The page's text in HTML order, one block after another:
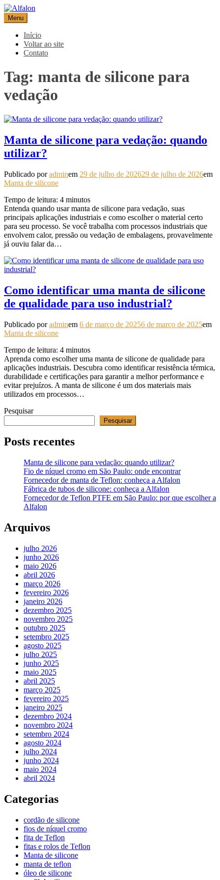
Pular
para
o
conteúdo
Alfalon
comércio e serviços pertinentes aos produtos de embalagens
Menu
Início
Voltar ao site
Contato
Tag: manta de silicone para
vedação
Manta de silicone para vedação: quando
utilizar?
Publicado poradminem 29 de julho de 202629 de julho de 2026em
Manta de silicone
Tempo de leitura: 4 minutos
Entenda quando usar manta de silicone para vedação, suas
principais aplicações industriais e como escolher o material certo
para seu processo. Se você trabalha com processos industriais que
envolvem calor, pressão ou vedação de embalagens, provavelmente
já ouviu falar da…
Como identificar uma manta de silicone
de qualidade para uso industrial?
Publicado poradminem 6 de março de 20256 de março de 2025em
Manta de silicone
Tempo de leitura: 4 minutos
Aprenda como escolher uma manta de silicone de qualidade para
aplicações industriais. Descubra como identificar resistência térmica,
durabilidade e certificações para garantir a melhor performance e
evitar prejuízos. A manta de silicone é um dos materiais mais
utilizados em processos…
Pesquisar
Pesquisar
Posts recentes
Manta de silicone para vedação: quando utilizar?
Fio de níquel cromo em São Paulo: onde encontrar
Fornecedor de manta de Teflon: conheça a Alfalon
Fábrica de tubos de silicone: conheça a Alfalon
Fornecedor de Teflon PTFE em São Paulo: por que escolher a
Alfalon
Arquivos
julho 2026
junho 2026
maio 2026
abril 2026
março 2026
fevereiro 2026
janeiro 2026
dezembro 2025
novembro 2025
outubro 2025
setembro 2025
agosto 2025
julho 2025
junho 2025
maio 2025
abril 2025
março 2025
fevereiro 2025
janeiro 2025
dezembro 2024
novembro 2024
setembro 2024
agosto 2024
julho 2024
junho 2024
maio 2024
abril 2024
Categorias
cordão de silicone
fios de níquel cromo
fita de Teflon
fitas e rolos de Teflon
Manta de silicone
manta de teflon
óleo de silicone